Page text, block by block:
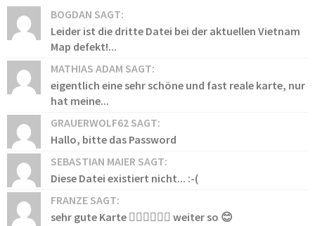
BOGDAN SAGT:
Leider ist die dritte Datei bei der aktuellen Vietnam
Map defekt!...
MATHIAS ADAM SAGT:
eigentlich eine sehr schöne und fast reale karte, nur
hat meine...
GRAUERWOLF62 SAGT:
Hallo, bitte das Password
SEBASTIAN MAIER SAGT:
Diese Datei existiert nicht... :-(
FRANZE SAGT:
sehr gute Karte 👍🏻👍🏻👍🏻 weiter so 😊